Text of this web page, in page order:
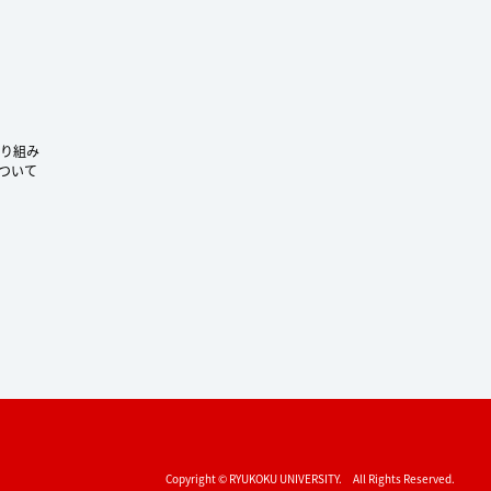
組み
いて
Copyright © RYUKOKU UNIVERSITY. All Rights Reserved.